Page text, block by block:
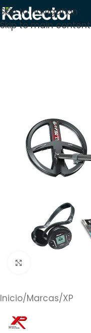
Skip to navigation
Skip to main content
Inicio/Marcas/XP